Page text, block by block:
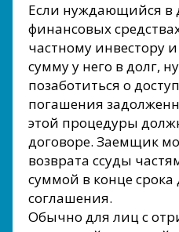
Если нуждающийся в
финансовых
частному инвестору
сумму у него в долг,
позаботиться о
погашения
этой процедуры
договоре. Заемщик
возврата ссуды
суммой в конце срока
соглашения.
Обычно для лиц с